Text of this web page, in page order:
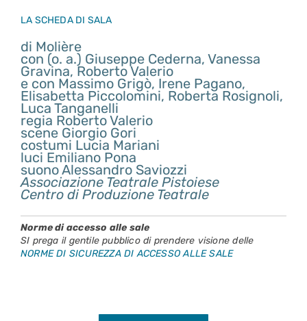
LA SCHEDA DI SALA
di Molière
con (o. a.) Giuseppe Cederna, Vanessa
Gravina, Roberto Valerio
e con Massimo Grigò, Irene Pagano,
Elisabetta Piccolomini, Roberta Rosignoli,
Luca Tanganelli
regia Roberto Valerio
scene Giorgio Gori
costumi Lucia Mariani
luci Emiliano Pona
suono Alessandro Saviozzi
Associazione Teatrale Pistoiese
Centro di Produzione Teatrale
Norme di accesso alle sale
SI prega il gentile pubblico di prendere visione delle
NORME DI SICUREZZA DI ACCESSO ALLE SALE